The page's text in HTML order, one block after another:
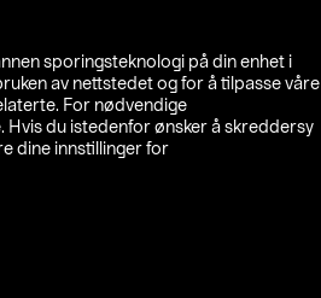
sporingsteknologi på din enhet i
av nettstedet og for å tilpasse våre
For nødvendige
Hvis du istedenfor ønsker å skreddersy
dine innstillinger for